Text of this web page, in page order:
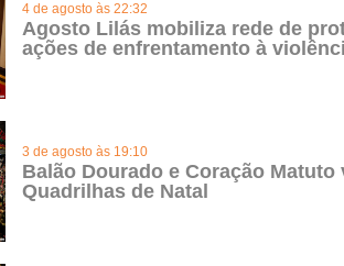
4 de agosto às 22:32
Agosto Lilás mobiliza rede de
ações de enfrentamento à
3 de agosto às 19:10
Balão Dourado e Coração Matuto
Quadrilhas de Natal